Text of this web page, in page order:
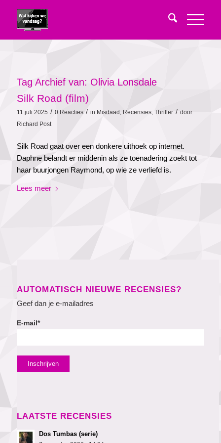
Tag Archief van: Olivia Lonsdale
Silk Road (film)
11 juli 2025 / 0 Reacties / in Misdaad , Recensies, Thriller / door
Richard Post
Silk Road gaat over een donkere uithoek op internet.
Daphne belandt er middenin als ze toenadering zoekt tot
haar buurjongen Raymond, op wie ze verliefd is.
Lees meer
AUTOMATISCH NIEUWE RECENSIES?
Geef dan je e-mailadres
E-mail*
LAATSTE RECENSIES
Dos Tumbas (serie)